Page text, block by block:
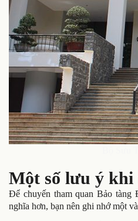
Một số lưu ý khi
Để chuyến tham quan Bảo
nghĩa hơn, bạn nên ghi nhớ một